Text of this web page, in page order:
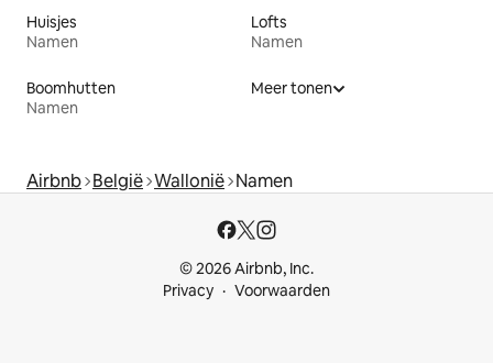
Huisjes
Namen
Lofts
Namen
Boomhutten
Namen
Meer tonen
Airbnb België Wallonië Namen
© 2026 Airbnb, Inc.
Privacy
Voorwaarden